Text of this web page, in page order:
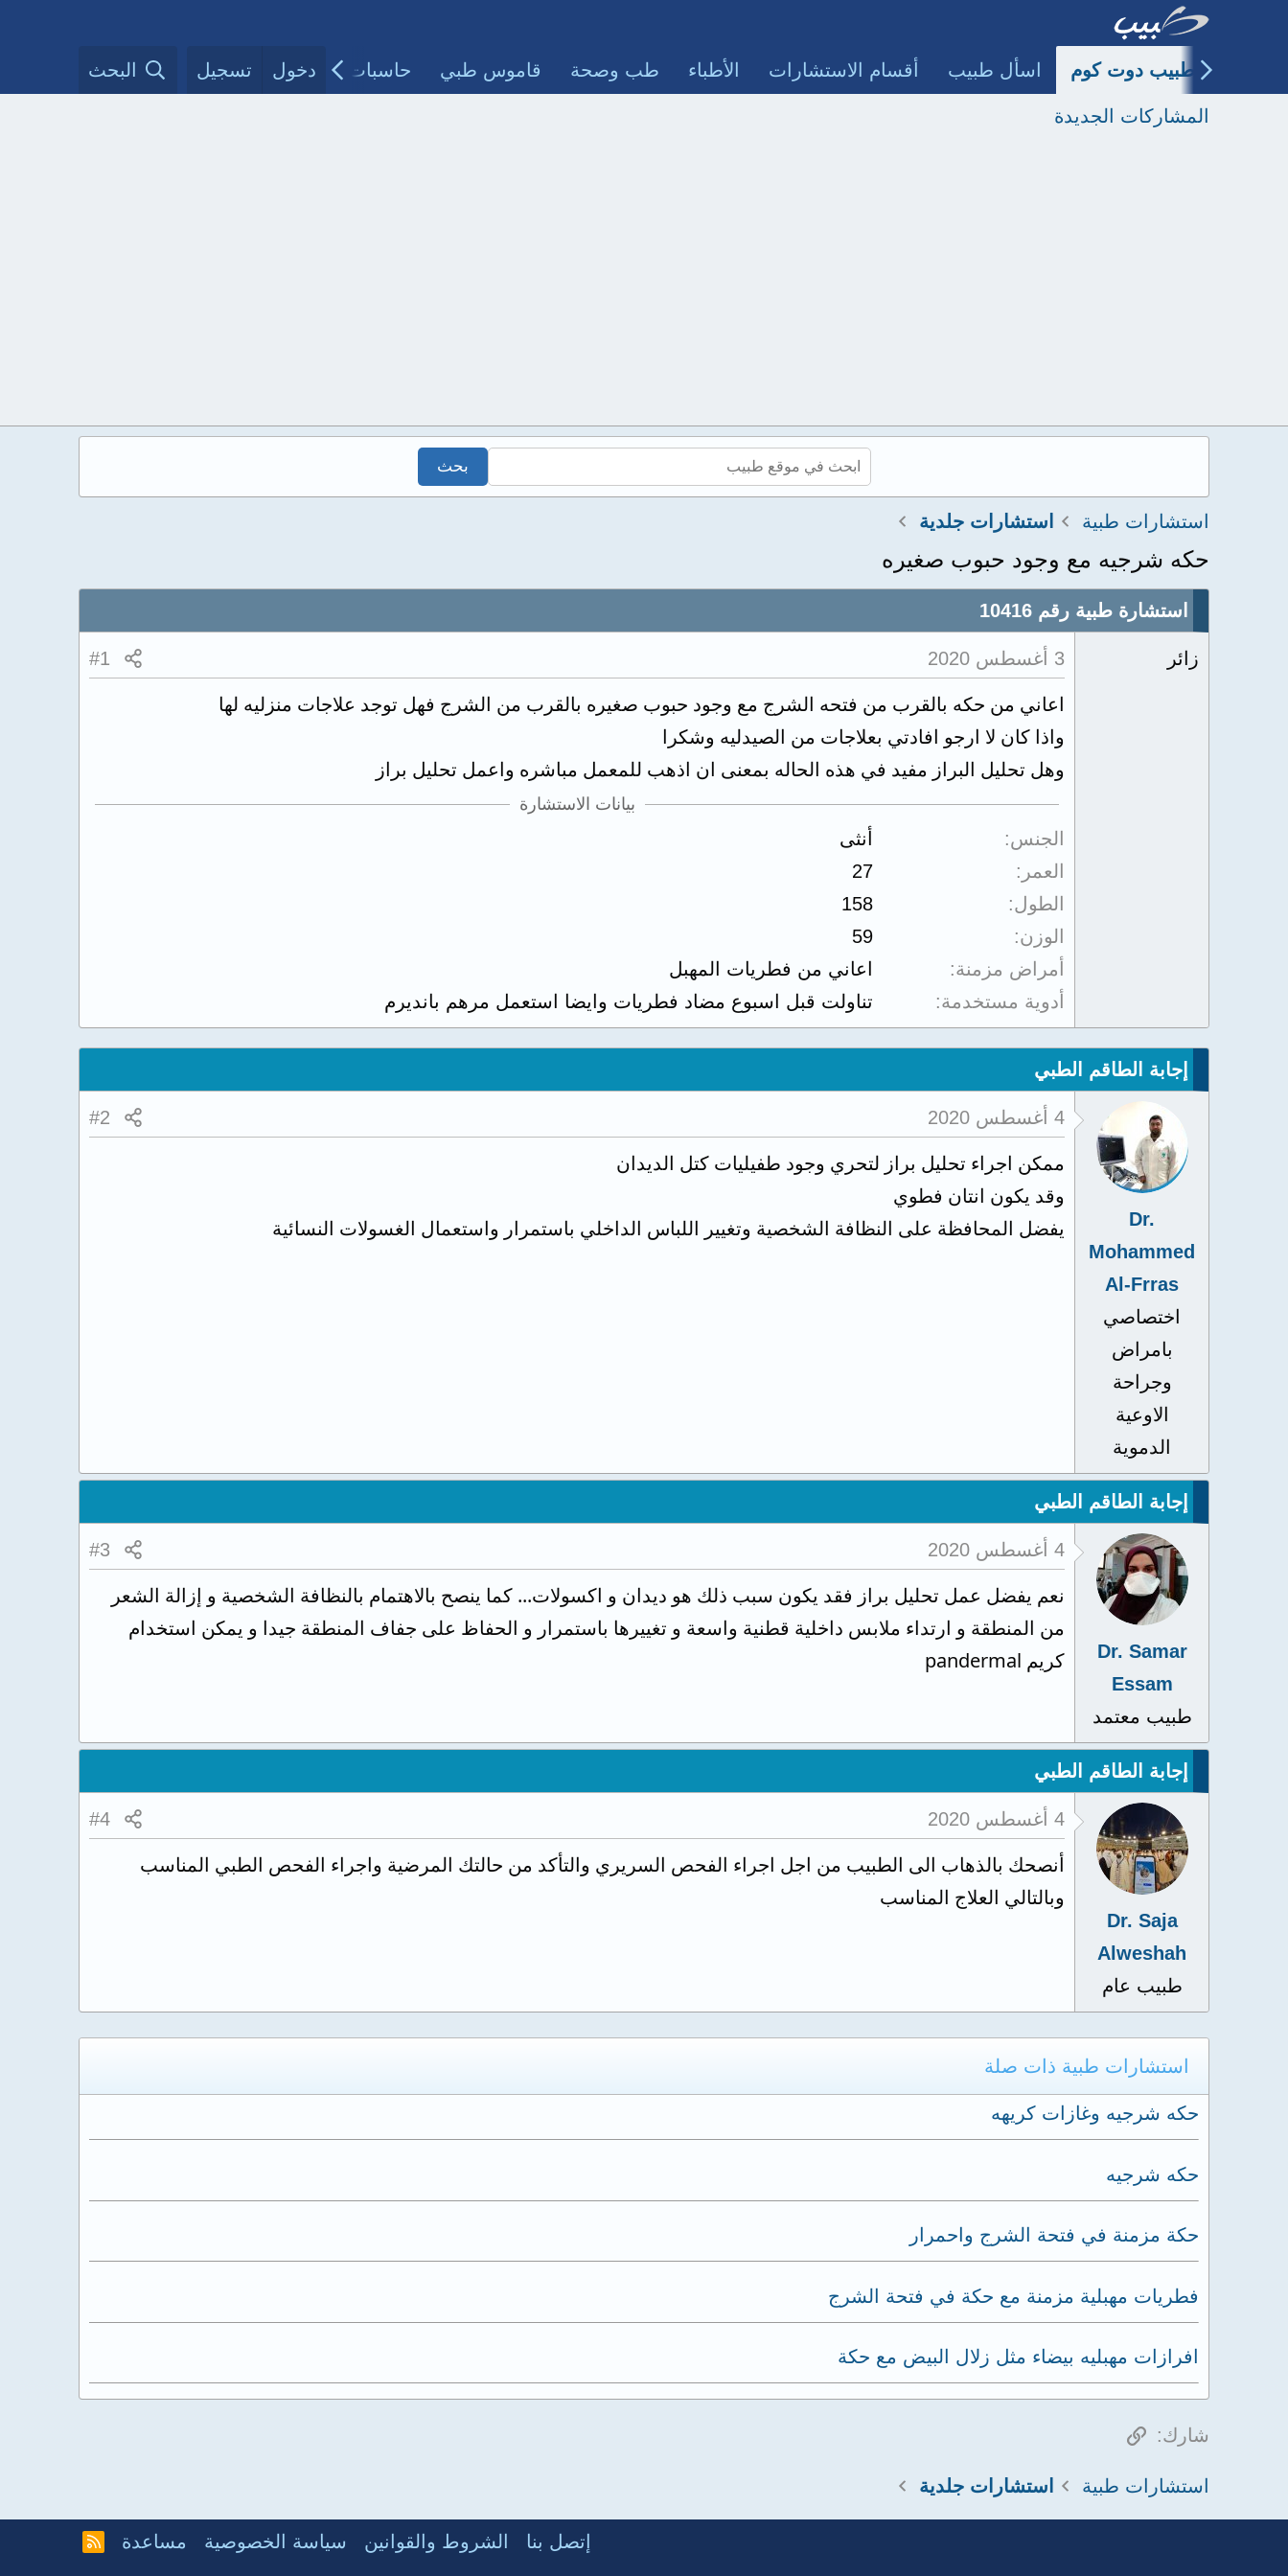
طبيب دوت كوم اسأل طبيب أقسام الاستشارات الأطباء طب وصحة قاموس طبي حاسبات طبية مقالات الأطباءدخول تسجيل البحث
المشاركات الجديدة
استشارات طبية استشارات جلدية
حكه شرجيه مع وجود حبوب صغيره
استشارة طبية رقم 10416
زائر 3 أغسطس 2020 #1
اعاني من حكه بالقرب من فتحه الشرج مع وجود حبوب صغيره بالقرب من الشرج فهل توجد علاجات منزليه لها
واذا كان لا ارجو افادتي بعلاجات من الصيدليه وشكرا
وهل تحليل البراز مفيد في هذه الحاله بمعنى ان اذهب للمعمل مباشره واعمل تحليل براز
بيانات الاستشارة
الجنس
أنثى
العمر
27
الطول
158
الوزن
59
أمراض مزمنة
اعاني من فطريات المهبل
أدوية مستخدمة
تناولت قبل اسبوع مضاد فطريات وايضا استعمل مرهم بانديرم
إجابة الطاقم الطبي
Dr.
Mohammed
Al-Frras
اختصاصي
بامراض
وجراحة
الاوعية
الدموية
4 أغسطس 2020 #2
ممكن اجراء تحليل براز لتحري وجود طفيليات كتل الديدان
وقد يكون انتان فطوي
يفضل المحافظة على النظافة الشخصية وتغيير اللباس الداخلي باستمرار واستعمال الغسولات النسائية
إجابة الطاقم الطبي
Dr. Samar
Essam
طبيب معتمد
4 أغسطس 2020 #3
نعم يفضل عمل تحليل براز فقد يكون سبب ذلك هو ديدان و اكسولات... كما ينصح بالاهتمام بالنظافة الشخصية و إزالة الشعر
من المنطقة و ارتداء ملابس داخلية قطنية واسعة و تغييرها باستمرار و الحفاظ على جفاف المنطقة جيدا و يمكن استخدام
كريم pandermal
إجابة الطاقم الطبي
Dr. Saja
Alweshah
طبيب عام
4 أغسطس 2020 #4
أنصحك بالذهاب الى الطبيب من اجل اجراء الفحص السريري والتأكد من حالتك المرضية واجراء الفحص الطبي المناسب
وبالتالي العلاج المناسب
استشارات طبية ذات صلة
حكه شرجيه وغازات كريهه
حكه شرجيه
حكة مزمنة في فتحة الشرج واحمرار
فطريات مهبلية مزمنة مع حكة في فتحة الشرج
افرازات مهبليه بيضاء مثل زلال البيض مع حكة
شارك: الرابط
استشارات طبية استشارات جلدية
إتصل بنا الشروط والقوانين سياسة الخصوصية مساعدة